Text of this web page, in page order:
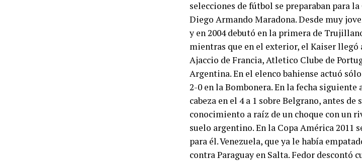
selecciones de fútbol se preparaban para
Diego Armando Maradona. Desde muy
y en 2004 debutó en la primera de
mientras que en el exterior, el Kaiser llegó
Ajaccio de Francia, Atletico Clube de
Argentina. En el elenco bahiense actuó
2-0 en la Bombonera. En la fecha
cabeza en el 4 a 1 sobre Belgrano, antes
conocimiento a raíz de un choque con un
suelo argentino. En la Copa América
para él. Venezuela, que ya le había
contra Paraguay en Salta. Fedor descontó